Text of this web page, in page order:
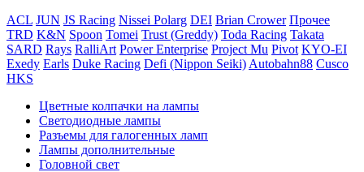
ACL JUN JS Racing Nissei Polarg DEI Brian Crower Прочее
TRD K&N Spoon Tomei Trust (Greddy) Toda Racing Takata
SARD Rays RalliArt Power Enterprise Project Mu Pivot KYO-EI
Exedy Earls Duke Racing Defi (Nippon Seiki) Autobahn88 Cusco
HKS
Цветные колпачки на лампы
Светодиодные лампы
Разъемы для галогенных ламп
Лампы дополнительные
Головной свет